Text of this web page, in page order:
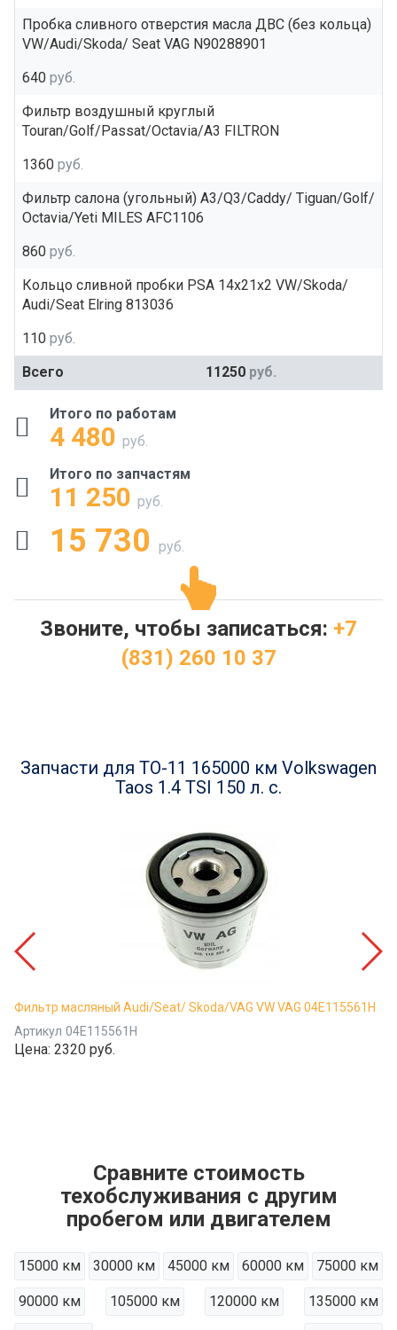
Пробка сливного отверстия масла ДВС (без кольца)
VW/Audi/Skoda/ Seat VAG N90288901
640 руб.
Фильтр воздушный круглый
Touran/Golf/Passat/Octavia/A3 FILTRON
1360 руб.
Фильтр салона (угольный) A3/Q3/Caddy/ Tiguan/Golf/
Octavia/Yeti MILES AFC1106
860 руб.
Кольцо сливной пробки PSA 14x21x2 VW/Skoda/
Audi/Seat Elring 813036
110 руб.
Всего
11250 руб.
Итого по работам
4 480 руб.
Итого по запчастям
11 250 руб.
15 730 руб.
Звоните, чтобы записаться: +7
(831) 260 10 37
Запчасти для ТО-11 165000 км Volkswagen
Taos 1.4 TSI 150 л. с.
Фильтр масляный Audi/Seat/ Skoda/VAG VW VAG 04E115561H
Артикул 04E115561H
Цена: 2320 руб.
Сравните стоимость
техобслуживания с другим
пробегом или двигателем
15000 км 30000 км 45000 км 60000 км 75000 км
90000 км 105000 км 120000 км 135000 км